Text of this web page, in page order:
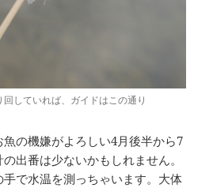
していれば、ガイドはこの通り
の機嫌がよろしい4月後半から7
出番は少ないかもしれません。
で水温を測っちゃいます。大体